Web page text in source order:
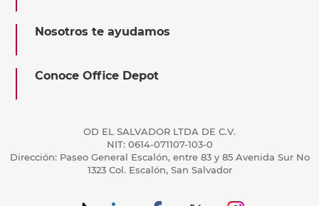
Nosotros te ayudamos
Conoce Office Depot
OD EL SALVADOR LTDA DE C.V.
NIT: 0614-071107-103-0
Dirección: Paseo General Escalón, entre 83 y 85 Avenida Sur No
1323 Col. Escalón, San Salvador